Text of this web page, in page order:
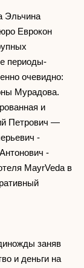
Эльчина
Еврокон
периоды-
очевидно:
Мурадова.
и
Петрович —
-
-
MayrVeda в
заняв
и деньги на